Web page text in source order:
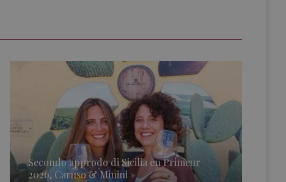
Secondo approdo di Sicilia en Primeur
2026, Caruso & Minini »